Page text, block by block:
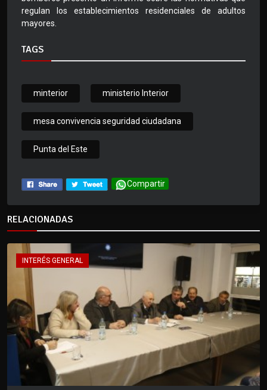
regulan los establecimientos residenciales de adultos
mayores.
TAGS
minterior ministerio Interior
mesa convivencia seguridad ciudadana
Punta del Este
Compartir
RELACIONADAS
INTERÉS GENERAL